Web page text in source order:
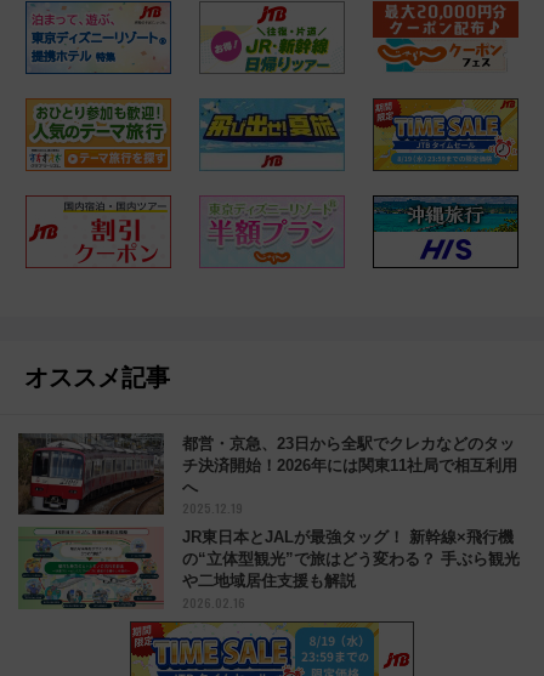
オススメ記事
都営・京急、23日から全駅でクレカなどのタッ
チ決済開始！2026年には関東11社局で相互利用
へ
2025.12.19
JR東日本とJALが最強タッグ！ 新幹線×飛行機
の“立体型観光”で旅はどう変わる？ 手ぶら観光
や二地域居住支援も解説
2026.02.16